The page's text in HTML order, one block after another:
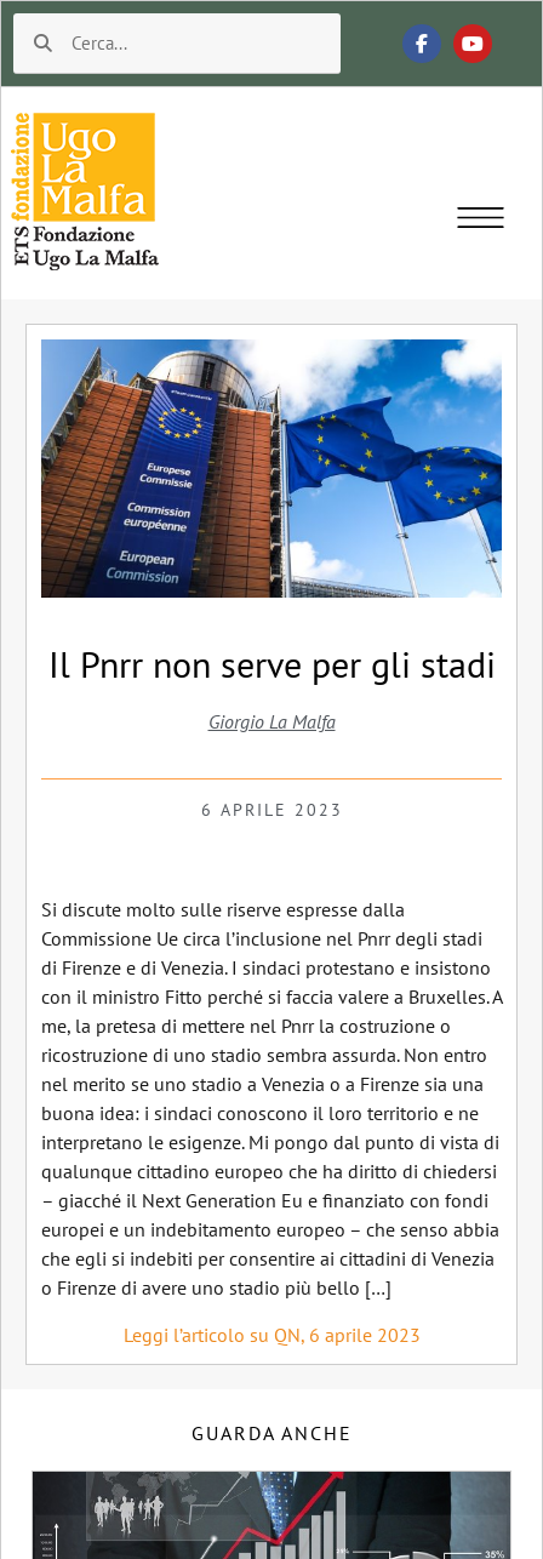
Il Pnrr non serve per gli stadi
Giorgio La Malfa
6 APRILE 2023
Si discute molto sulle riserve espresse dalla
Commissione Ue circa l’inclusione nel Pnrr degli stadi
di Firenze e di Venezia. I sindaci protestano e insistono
con il ministro Fitto perché si faccia valere a Bruxelles. A
me, la pretesa di mettere nel Pnrr la costruzione o
ricostruzione di uno stadio sembra assurda. Non entro
nel merito se uno stadio a Venezia o a Firenze sia una
buona idea: i sindaci conoscono il loro territorio e ne
interpretano le esigenze. Mi pongo dal punto di vista di
qualunque cittadino europeo che ha diritto di chiedersi
– giacché il Next Generation Eu e finanziato con fondi
europei e un indebitamento europeo – che senso abbia
che egli si indebiti per consentire ai cittadini di Venezia
o Firenze di avere uno stadio più bello […]
Leggi l’articolo su QN, 6 aprile 2023
GUARDA ANCHE